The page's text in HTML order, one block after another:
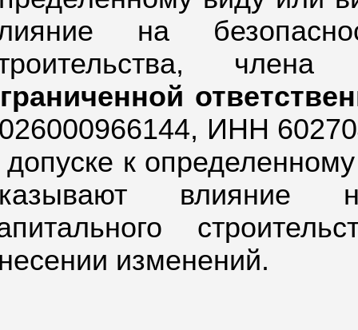
на
ИНН
допуске к
влияние
изменений.